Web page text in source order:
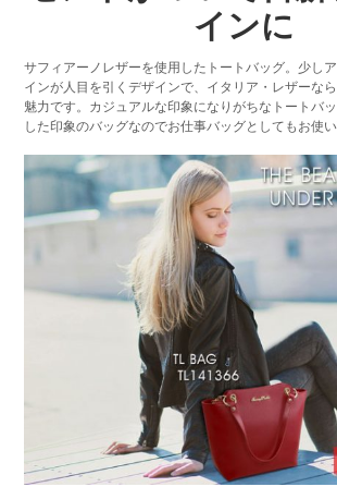
インに
サフィアーノレザーを使用したトートバッグ。少し
インが人目を引くデザインで、イタリア・レザーな
魅力です。カジュアルな印象になりがちなトートバ
した印象のバッグなのでお仕事バッグとしてもお使い